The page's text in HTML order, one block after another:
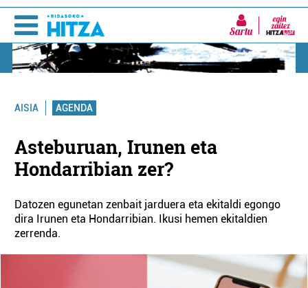
Sartu
AISIA AGENDA
Asteburuan, Irunen eta
Hondarribian zer?
Datozen egunetan zenbait jarduera eta ekitaldi egongo
dira Irunen eta Hondarribian. Ikusi hemen ekitaldien
zerrenda.